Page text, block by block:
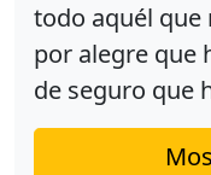
todo aquél que
por alegre que
de seguro que